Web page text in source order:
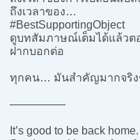
ถึงเวลาของ…
#BestSupportingObject
ดูบทสัมภาษณ์เต็มได้แล้วต
ฝากบอกต่อ
ทุกคน… มันสำคัญมากจริง
—————
It’s good to be back home.